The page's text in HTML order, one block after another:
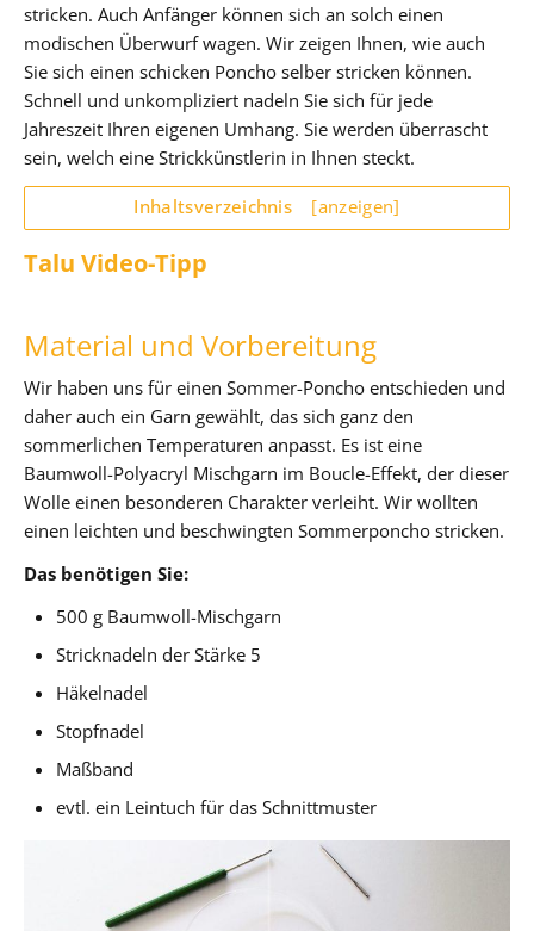
stricken. Auch Anfänger können sich an solch einen
modischen Überwurf wagen. Wir zeigen Ihnen, wie auch
Sie sich einen schicken Poncho selber stricken können.
Schnell und unkompliziert nadeln Sie sich für jede
Jahreszeit Ihren eigenen Umhang. Sie werden überrascht
sein, welch eine Strickkünstlerin in Ihnen steckt.
Inhaltsverzeichnis [anzeigen]
Talu Video-Tipp
Material und Vorbereitung
Wir haben uns für einen Sommer-Poncho entschieden und
daher auch ein Garn gewählt, das sich ganz den
sommerlichen Temperaturen anpasst. Es ist eine
Baumwoll-Polyacryl Mischgarn im Boucle-Effekt, der dieser
Wolle einen besonderen Charakter verleiht. Wir wollten
einen leichten und beschwingten Sommerponcho stricken.
Das benötigen Sie:
500 g Baumwoll-Mischgarn
Stricknadeln der Stärke 5
Häkelnadel
Stopfnadel
Maßband
evtl. ein Leintuch für das Schnittmuster